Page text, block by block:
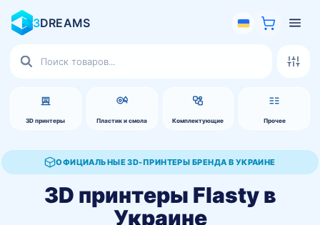
3DREAMS
3D принтеры Пластик и смола Комплектующие Прочее
товаров
ОФИЦИАЛЬНЫЕ 3D-ПРИНТЕРЫ БРЕНДА В УКРАИНЕ
3D принтеры Flasty в
Украине